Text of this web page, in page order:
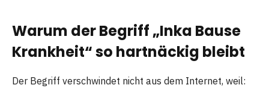
Warum der Begriff „Inka Bause
Krankheit“ so hartnäckig bleibt
Der Begriff verschwindet nicht aus dem Internet, weil: